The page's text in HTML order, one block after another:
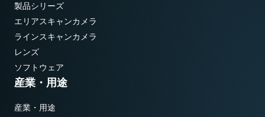
製品シリーズ
エリアスキャンカメラ
ラインスキャンカメラ
レンズ
ソフトウェア
産業・用途
産業・用途